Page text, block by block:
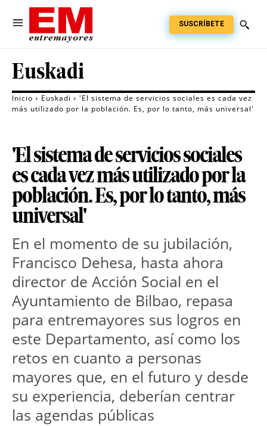
SUSCRÍBETE
Euskadi
Inicio Euskadi
'El sistema de servicios sociales es cada vez
más utilizado por la población. Es, por lo tanto, más universal'
'El sistema de servicios sociales
es cada vez más utilizado por la
población. Es, por lo tanto, más
universal'
En el momento de su jubilación,
Francisco Dehesa, hasta ahora
director de Acción Social en el
Ayuntamiento de Bilbao, repasa
para entremayores sus logros en
este Departamento, así como los
retos en cuanto a personas
mayores que, en el futuro y desde
su experiencia, deberían centrar
las agendas públicas